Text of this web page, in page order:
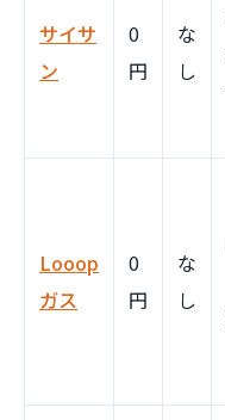
サイサ
ン
0
円
な
し
Looop
ガス
0
円
な
し